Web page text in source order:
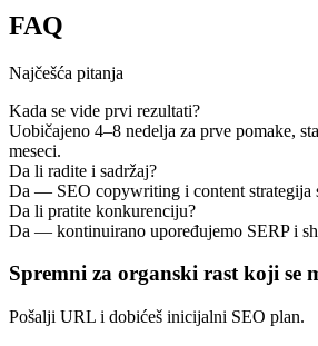
FAQ
Najčešća pitanja
Kada se vide prvi rezultati?
Uobičajeno 4–8 nedelja za prve pomake,
meseci.
Da li radite i sadržaj?
Da — SEO copywriting i content strategija
Da li pratite konkurenciju?
Da — kontinuirano upoređujemo SERP i
Spremni za organski rast koji se
Pošalji URL i dobićeš inicijalni SEO plan.